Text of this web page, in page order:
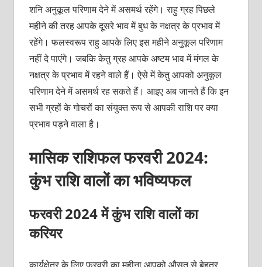
शनि अनुकूल परिणाम देने में असमर्थ रहेंगे। राहु ग्रह पिछले
महीने की तरह आपके दूसरे भाव में बुध के नक्षत्र के प्रभाव में
रहेंगे। फलस्वरूप राहु आपके लिए इस महीने अनुकूल परिणाम
नहीं दे पाएंगे। जबकि केतु ग्रह आपके अष्टम भाव में मंगल के
नक्षत्र के प्रभाव में रहने वाले हैं। ऐसे में केतु आपको अनुकूल
परिणाम देने में असमर्थ रह सकते हैं। आइए अब जानते हैं कि इन
सभी ग्रहों के गोचरों का संयुक्त रूप से आपकी राशि पर क्या
प्रभाव पड़ने वाला है।
मासिक राशिफल फरवरी 2024:
कुंभ राशि वालों का भविष्यफल
फरवरी 2024 में कुंभ राशि वालों का
करियर